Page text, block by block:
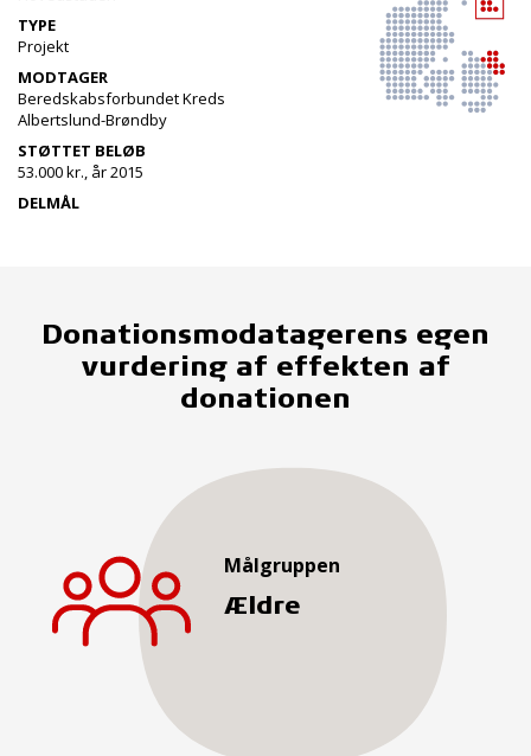
TYPE
Projekt
MODTAGER
Beredskabsforbundet Kreds
Albertslund-Brøndby
STØTTET BELØB
53.000 kr., år 2015
DELMÅL
Donationsmodatagerens egen
vurdering af effekten af
donationen
Målgruppen
Ældre